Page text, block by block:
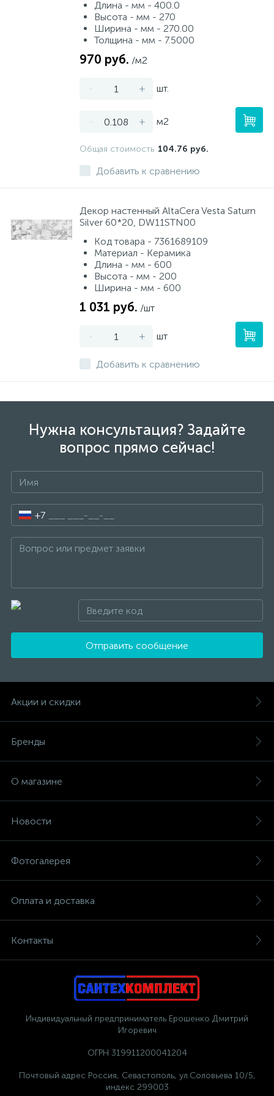
Длина - мм - 400.0
Высота - мм - 270
Ширина - мм - 270.00
Толщина - мм - 7.5000
970 руб. /м2
- + шт.
- + м2
Общая стоимость 104.76 руб.
Добавить к сравнению
Декор настенный AltaCera Vesta Saturn
Silver 60*20, DW11STN00
Код товара - 7361689109
Материал - Керамика
Длина - мм - 600
Высота - мм - 200
Ширина - мм - 600
1 031 руб. /шт
- + шт
Добавить к сравнению
Нужна консультация? Задайте
вопрос прямо сейчас!
+7
Отправить сообщение
Акции и скидки
Бренды
О магазине
Новости
Фотогалерея
Оплата и доставка
Контакты
Индивидуальный предприниматель Ерошенко Дмитрий
Игоревич
ОГРН 319911200041204
Почтовый адрес Россия, Севастополь, ул.Соловьева 10/5,
индекс 299003